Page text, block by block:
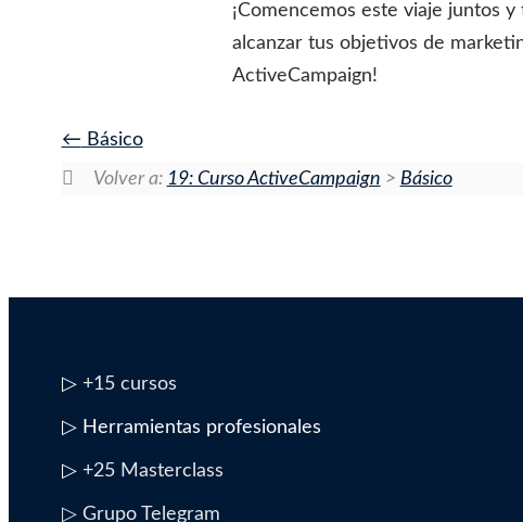
¡Comencemos este viaje juntos
alcanzar tus objetivos de
ActiveCampaign!
Básico
Volver a: 19: Curso ActiveCampaign > Básico
▷ +15 cursos
▷ Herramientas profesionales
▷ +25 Masterclass
▷ Grupo Telegram